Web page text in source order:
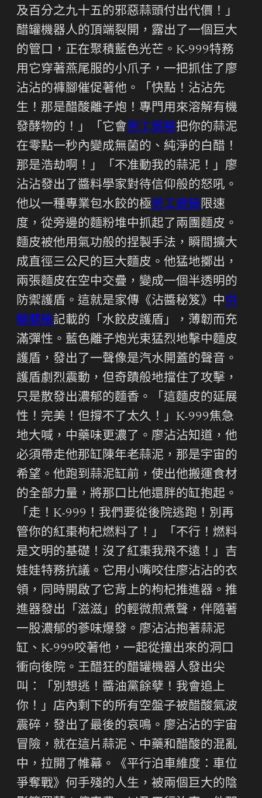
及百分之九十五的邪惡蒜頭付出代價！」
醋罐機器人的頂端裂開，露出了一個巨大
的管口，正在聚積藍色光芒。K-999特務
用它穿著燕尾服的小爪子，一把抓住了廖
沾沾的褲腳催促著他。「快點！沾沾先
生！那是醋酸離子炮！專門用來溶解有機
發酵物的！」「它會勞工健檢把你的蒜泥
在零點一秒內變成無菌的、純淨的白醋！
那是浩劫啊！」「不准動我的蒜泥！」廖
沾沾發出了醬料學家對待信仰般的怒吼。
他以一種專業包水餃的極勞工健檢 限速
度，從旁邊的麵粉堆中抓起了兩團麵皮。
麵皮被他用氣功般的捏製手法，瞬間擴大
成直徑三公尺的巨大麵皮。他猛地擲出，
兩張麵皮在空中交疊，變成一個半透明的
防禦護盾。這就是家傳《沾醬秘笈》中供
膳體檢記載的「水餃皮護盾」，薄韌而充
滿彈性。藍色離子炮光束猛烈地擊中麵皮
護盾，發出了一聲像是汽水開蓋的聲音。
護盾劇烈震動，但奇蹟般地擋住了攻擊，
只是散發出濃郁的麵香。「這麵皮的延展
性！完美！但撐不了太久！」K-999焦急
地大喊，中藥味更濃了。廖沾沾知道，他
必須帶走他那缸陳年老蒜泥，那是宇宙的
希望。他跑到蒜泥缸前，使出他搬運食材
的全部力量，將那口比他還胖的缸抱起。
「走！K-999！我們要從後院逃跑！別再
管你的紅棗枸杞燃料了！」「不行！燃料
是文明的基礎！沒了紅棗我飛不遠！」吉
娃娃特務抗議。它用小嘴咬住廖沾沾的衣
領，同時開啟了它背上的枸杞推進器。推
進器發出「滋滋」的輕微煎煮聲，伴隨著
一股濃郁的蔘味爆發。廖沾沾抱著蒜泥
缸、K-999咬著他，一起從撞出來的洞口
衝向後院。王醋狂的醋罐機器人發出尖
叫：「別想逃！醬油黨餘孽！我會追上
你！」店內剩下的所有空盤子被醋酸氣波
震碎，發出了最後的哀鳴。廖沾沾的宇宙
冒險，就在這片蒜泥、中藥和醋酸的混亂
中，拉開了帷幕。《平行泊車維度：車位
爭奪戰》何手殘的人生，被兩個巨大的陰